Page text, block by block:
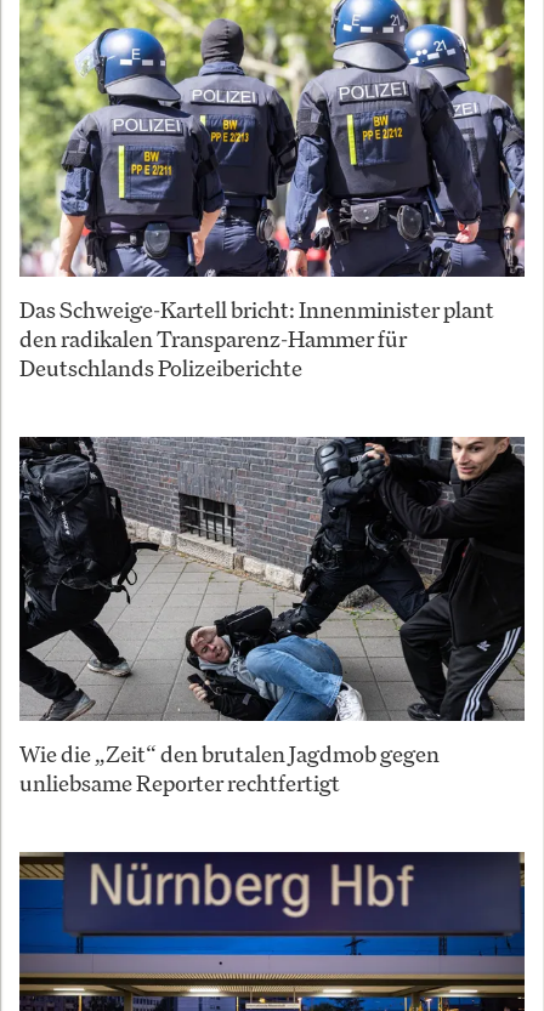
Das Schweige-Kartell bricht: Innenminister plant
den radikalen Transparenz-Hammer für
Deutschlands Polizeiberichte
Wie die „Zeit“ den brutalen Jagdmob gegen
unliebsame Reporter rechtfertigt